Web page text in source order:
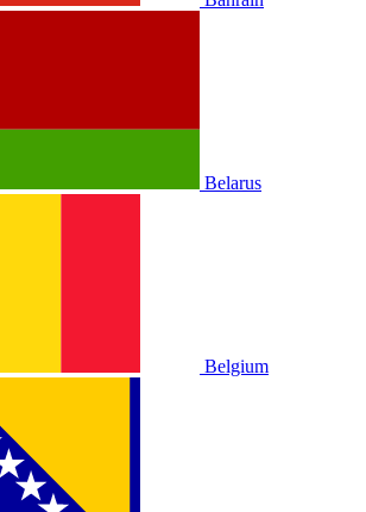
Belarus
Belgium